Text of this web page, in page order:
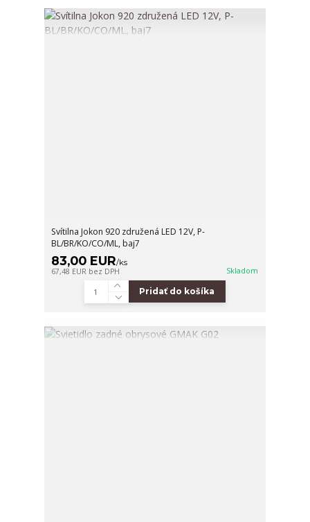
Svítilna Jokon 920 združená LED 12V, P-
BL/BR/KO/CO/ML, baj7
83,00 EUR/ks
67,48 EUR bez DPH Skladom
Pridať do košíka